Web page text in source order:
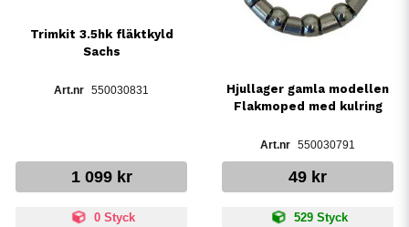
Trimkit 3.5hk fläktkyld
Sachs
550030831
1 099 kr
0 Styck
Hjullager gamla modellen
Flakmoped med kulring
550030791
49 kr
529 Styck